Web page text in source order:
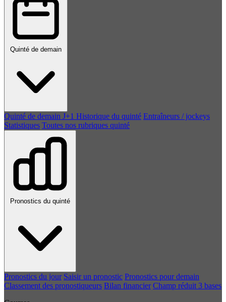
Quinté de demain
Quinté de demain J+1 Historique du quinté Entraîneurs / jockeys
Statistiques Toutes nos rubriques quinté
Pronostics du quinté
Pronostics du jour Saisir un pronostic Pronostics pour demain
Classement des pronostiqueurs Bilan financier Champ réduit 3 bases